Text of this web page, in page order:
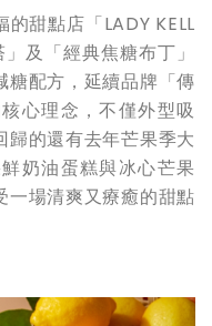
甜點店「LADY KELL
及「經典焦糖布丁」
糖配方，延續品牌「傳
心理念，不僅外型吸
的還有去年芒果季大
奶油蛋糕與冰心芒果
一場清爽又療癒的甜點